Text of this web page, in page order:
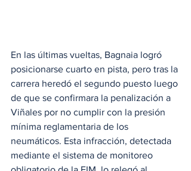
En las últimas vueltas, Bagnaia logró
posicionarse cuarto en pista, pero tras la
carrera heredó el segundo puesto luego
de que se confirmara la penalización a
Viñales por no cumplir con la presión
mínima reglamentaria de los
neumáticos. Esta infracción, detectada
mediante el sistema de monitoreo